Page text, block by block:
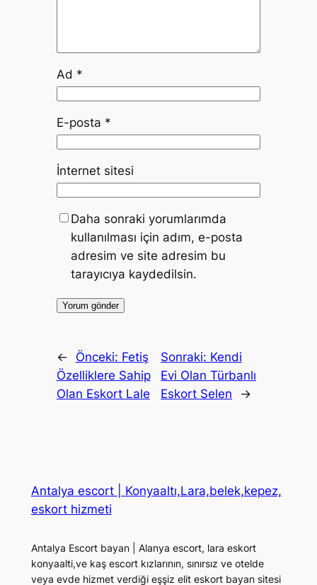
Ad *
E-posta *
İnternet sitesi
Daha sonraki yorumlarımda
kullanılması için adım, e-posta
adresim ve site adresim bu
tarayıcıya kaydedilsin.
← Önceki: Fetiş
Özelliklere Sahip
Olan Eskort Lale
Sonraki: Kendi
Evi Olan Türbanlı
Eskort Selen
→
Antalya escort | Konyaaltı,Lara,belek,kepez,
eskort hizmeti
Antalya Escort bayan | Alanya escort, lara eskort
konyaalti,ve kaş escort kızlarının, sınırsız ve otelde
veya evde hizmet verdiği eşşiz elit eskort bayan sitesi